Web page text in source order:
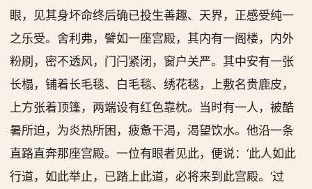
眼，见其身坏命终后确已投生善趣、天界，正感受纯一
之乐受。舍利弗，譬如一座宫殿，其内有一阁楼，内外
粉刷，密不透风，门闩紧闭，窗户关严。其中安有一张
长榻，铺着长毛毯、白毛毯、绣花毯，上敷名贵鹿皮，
上方张着顶篷，两端设有红色靠枕。当时有一人，被酷
暑所迫，为炎热所困，疲惫干渴，渴望饮水。他沿一条
直路直奔那座宫殿。一位有眼者见此，便说：‘此人如此
行道，如此举止，已踏上此道，必将来到此宫殿。’过